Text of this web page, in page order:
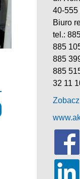
40-555
Biuro
tel.:
885
885
885
32 11